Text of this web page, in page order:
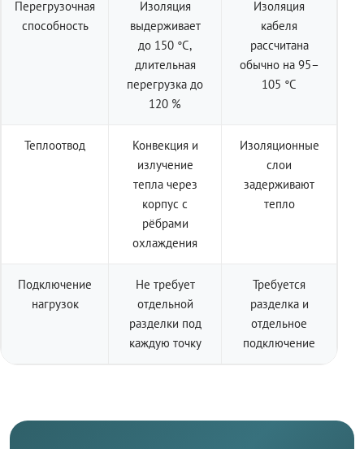
Перегрузочная
способность
Изоляция
выдерживает
до 150 °C,
длительная
перегрузка до
120 %
Изоляция
кабеля
рассчитана
обычно на 95–
105 °C
Теплоотвод
Конвекция и
излучение
тепла через
корпус с
рёбрами
охлаждения
Изоляционные
слои
задерживают
тепло
Подключение
нагрузок
Не требует
отдельной
разделки под
каждую точку
Требуется
разделка и
отдельное
подключение